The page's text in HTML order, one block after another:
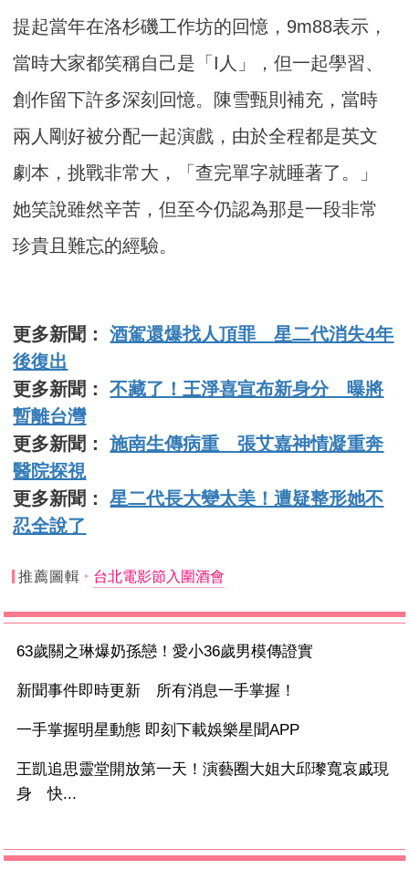
提起當年在洛杉磯工作坊的回憶，9m88表示，
當時大家都笑稱自己是「I人」，但一起學習、
創作留下許多深刻回憶。陳雪甄則補充，當時
兩人剛好被分配一起演戲，由於全程都是英文
劇本，挑戰非常大，「查完單字就睡著了。」
她笑說雖然辛苦，但至今仍認為那是一段非常
珍貴且難忘的經驗。
更多新聞：酒駕還爆找人頂罪 星二代消失4年
後復出
更多新聞：不藏了！王淨喜宣布新身分 曝將
暫離台灣
更多新聞：施南生傳病重 張艾嘉神情凝重奔
醫院探視
更多新聞：星二代長大變太美！遭疑整形她不
忍全說了
推薦圖輯 台北電影節入圍酒會
63歲關之琳爆奶孫戀！愛小36歲男模傳證實
新聞事件即時更新 所有消息一手掌握！
一手掌握明星動態 即刻下載娛樂星聞APP
王凱追思靈堂開放第一天！演藝圈大姐大邱瓈寬哀戚現
身 快...